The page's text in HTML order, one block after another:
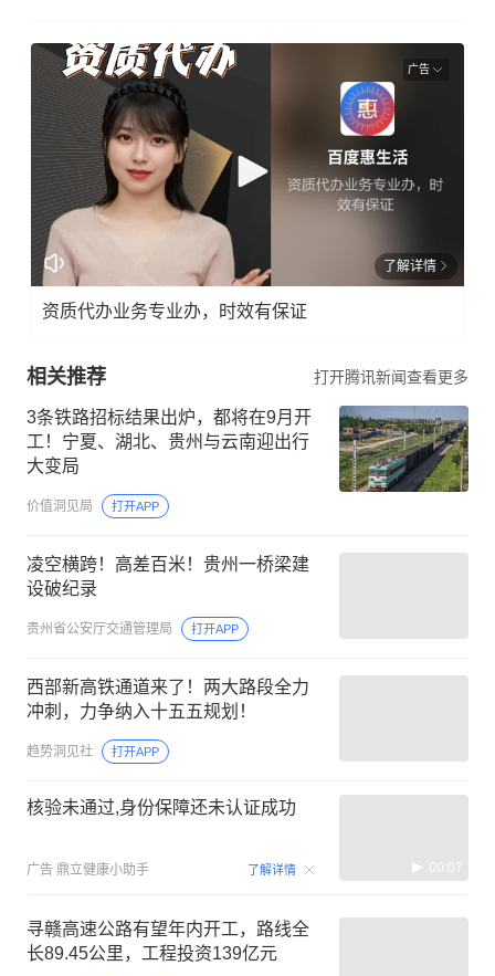
广告
了解详情
资质代办业务专业办，时效有保证
相关推荐 打开腾讯新闻查看更多
3条铁路招标结果出炉，都将在9月开
工！宁夏、湖北、贵州与云南迎出行
大变局
价值洞见局 打开APP
凌空横跨！高差百米！贵州一桥梁建
设破纪录
贵州省公安厅交通管理局 打开APP
西部新高铁通道来了！两大路段全力
冲刺，力争纳入十五五规划！
趋势洞见社 打开APP
核验未通过,身份保障还未认证成功
广告 鼎立健康小助手 了解详情 00:07
寻赣高速公路有望年内开工，路线全
长89.45公里，工程投资139亿元